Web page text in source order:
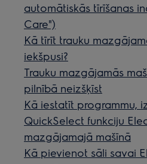
automātiskās tīrīšanas
Care")
Kā tīrīt trauku
iekšpusi?
Trauku mazgājamās
pilnībā neizšķīst
Kā iestatīt programmu,
QuickSelect funkciju
mazgājamajā mašīnā
Kā pievienot sāli savai